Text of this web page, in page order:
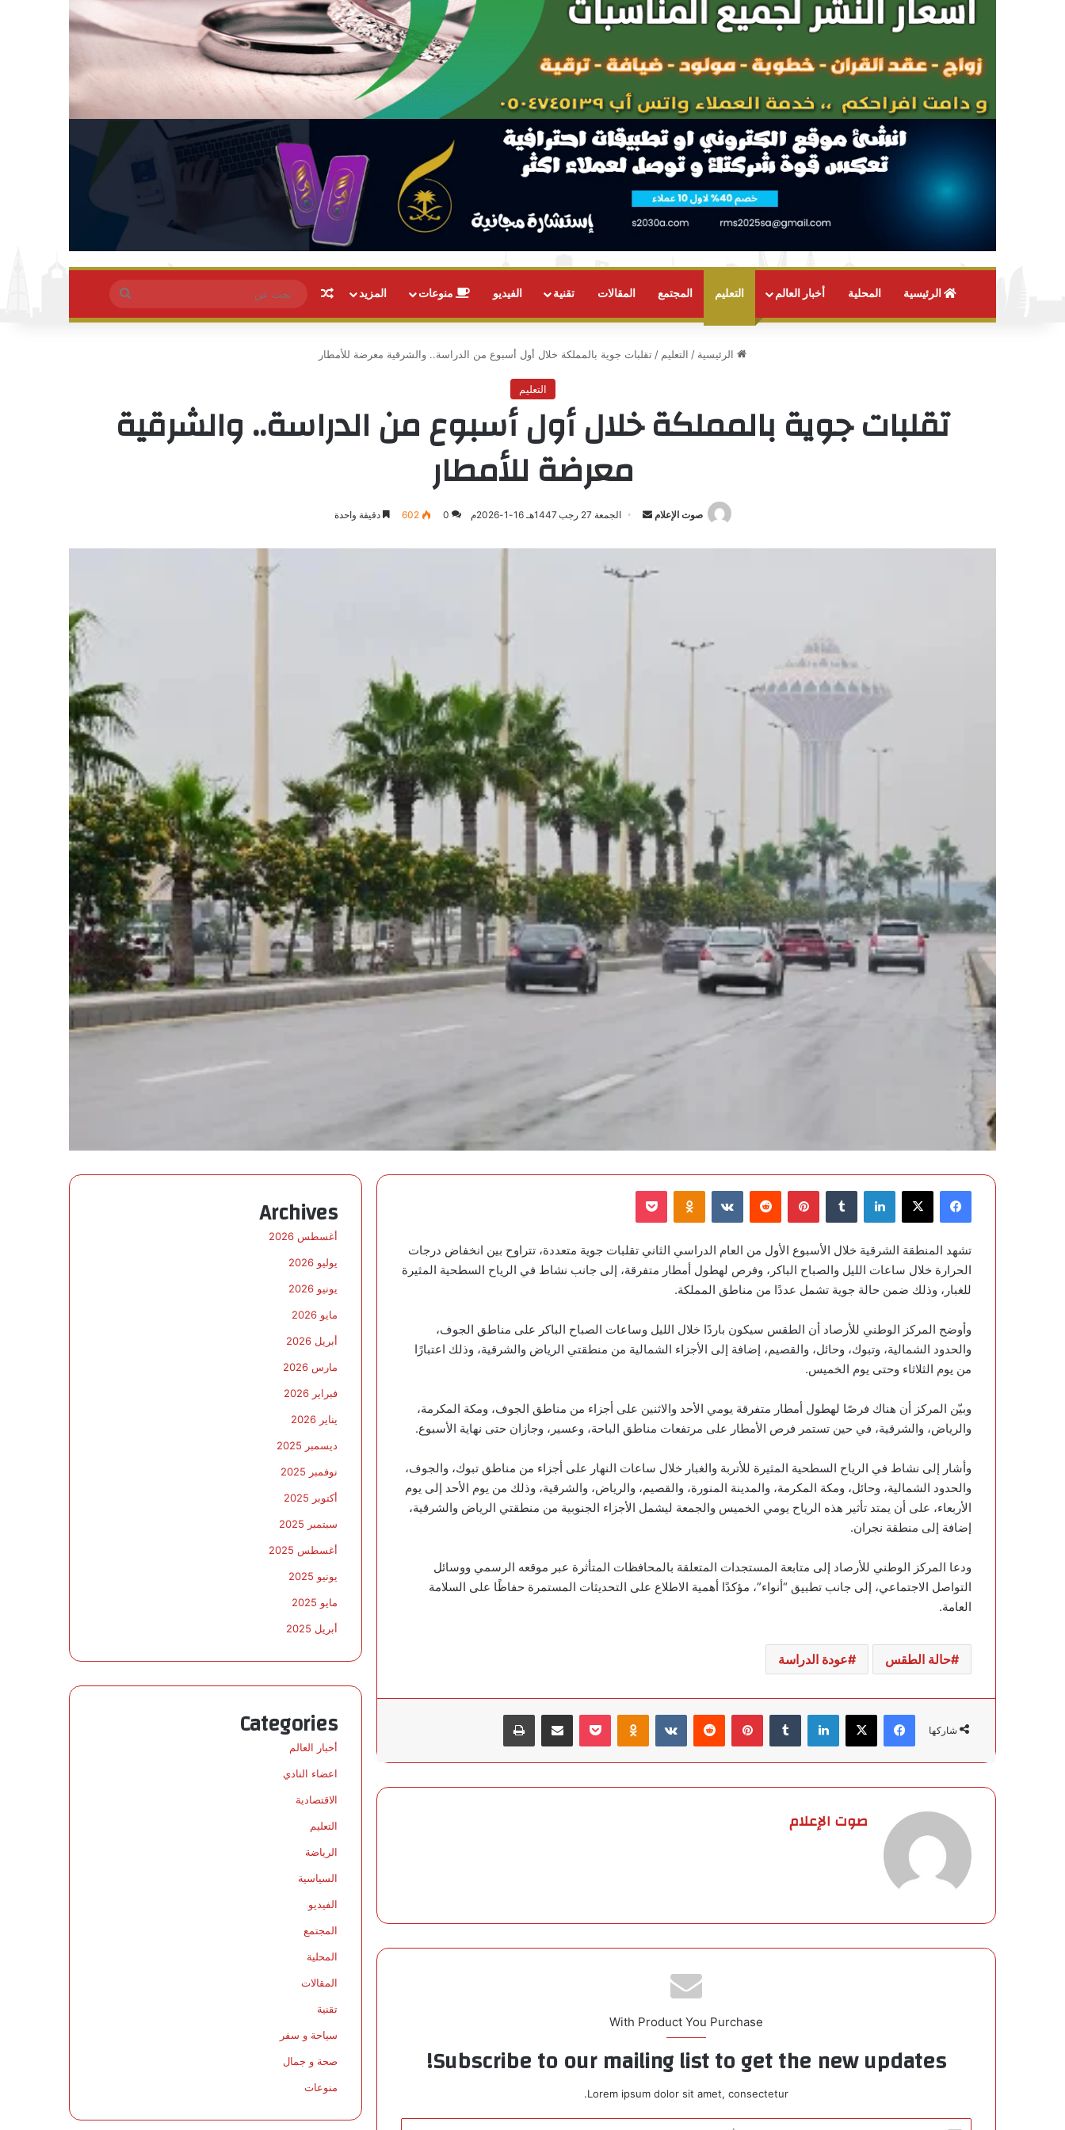
الرئيسية المحلية أخبار العالم التعليم المجتمع المقالات تقنية الفيديو منوعات المزيد مقال عشوائي
عن
الرئيسية / التعليم / تقلبات جوية بالمملكة خلال أول أسبوع من الدراسة.. والشرقية معرضة للأمطار
التعليم
تقلبات جوية بالمملكة خلال أول أسبوع من الدراسة.. والشرقية
معرضة للأمطار
صوت الإعلام
أرسلالجمعة 27 رجب 1447هـ 16-1-2026م 0
602 دقيقة واحدة
فيسبوك لينكدإن بينتيريست
تشهد المنطقة الشرقية خلال الأسبوع الأول من العام الدراسي الثاني تقلبات جوية متعددة، تتراوح بين انخفاض درجات
الحرارة خلال ساعات الليل والصباح الباكر، وفرص لهطول أمطار متفرقة، إلى جانب نشاط في الرياح السطحية المثيرة
للغبار، وذلك ضمن حالة جوية تشمل عددًا من مناطق المملكة.
وأوضح المركز الوطني للأرصاد أن الطقس سيكون باردًا خلال الليل وساعات الصباح الباكر على مناطق الجوف،
والحدود الشمالية، وتبوك، وحائل، والقصيم، إضافة إلى الأجزاء الشمالية من منطقتي الرياض والشرقية، وذلك اعتبارًا
من يوم الثلاثاء وحتى يوم الخميس.
وبيّن المركز أن هناك فرصًا لهطول أمطار متفرقة يومي الأحد والاثنين على أجزاء من مناطق الجوف، ومكة المكرمة،
والرياض، والشرقية، في حين تستمر فرص الأمطار على مرتفعات مناطق الباحة، وعسير، وجازان حتى نهاية الأسبوع.
وأشار إلى نشاط في الرياح السطحية المثيرة للأتربة والغبار خلال ساعات النهار على أجزاء من مناطق تبوك، والجوف،
والحدود الشمالية، وحائل، ومكة المكرمة، والمدينة المنورة، والقصيم، والرياض، والشرقية، وذلك من يوم الأحد إلى يوم
الأربعاء، على أن يمتد تأثير هذه الرياح يومي الخميس والجمعة ليشمل الأجزاء الجنوبية من منطقتي الرياض والشرقية،
إضافة إلى منطقة نجران.
ودعا المركز الوطني للأرصاد إلى متابعة المستجدات المتعلقة بالمحافظات المتأثرة عبر موقعه الرسمي ووسائل
التواصل الاجتماعي، إلى جانب تطبيق “أنواء”، مؤكدًا أهمية الاطلاع على التحديثات المستمرة حفاظًا على السلامة
العامة.
حالة الطقس عودة الدراسة
شاركها
فيسبوك لينكدإن بينتيريست
صوت الإعلام
With Product You Purchase
Subscribe to our mailing list to get the new updates!
Lorem ipsum dolor sit amet, consectetur.
Archives
أغسطس 2026
يوليو 2026
يونيو 2026
مايو 2026
أبريل 2026
مارس 2026
فبراير 2026
يناير 2026
ديسمبر 2025
نوفمبر 2025
أكتوبر 2025
سبتمبر 2025
أغسطس 2025
يونيو 2025
مايو 2025
أبريل 2025
Categories
أخبار العالم
اعضاء النادي
الاقتصادية
التعليم
الرياضة
السياسية
الفيديو
المجتمع
المحلية
المقالات
تقنية
سياحة و سفر
صحة و جمال
منوعات